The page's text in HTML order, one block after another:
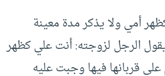
أمي ولا يذكر مدة معينة
الرجل لزوجته: أنت علي كظهر
قربانها فيها وجبت عليه